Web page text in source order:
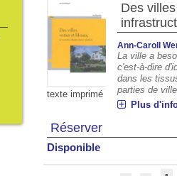
texte imprimé
Des
Ann-Caroll
La ville a
c'est-à-dire
dans les
parties de
Plus
Réserver
Disponible